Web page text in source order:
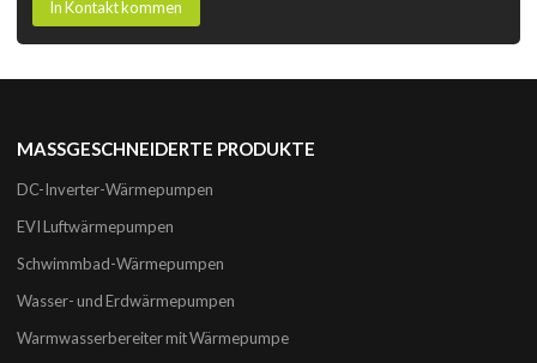
In Kontakt kommen
MASSGESCHNEIDERTE PRODUKTE
DC-Inverter-Wärmepumpen
EVI Luftwärmepumpen
Schwimmbad-Wärmepumpen
Wasser- und Erdwärmepumpen
Warmwasserbereiter mit Wärmepumpe